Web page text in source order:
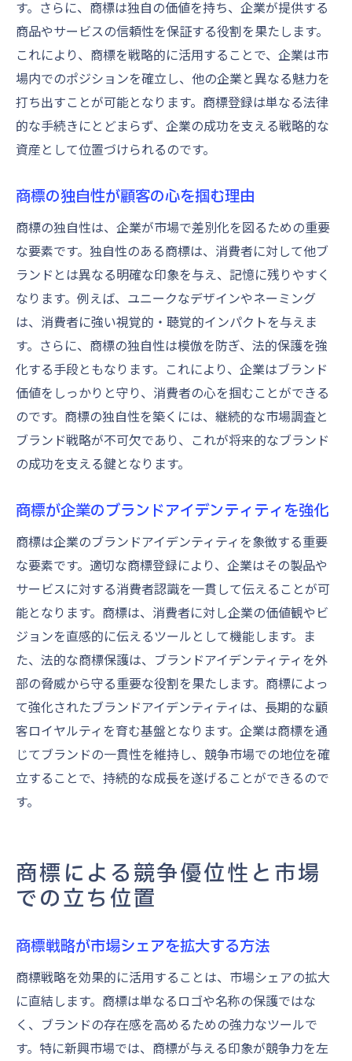
す。さらに、商標は独自の価値を持ち、企業が提供する
商品やサービスの信頼性を保証する役割を果たします。
これにより、商標を戦略的に活用することで、企業は市
場内でのポジションを確立し、他の企業と異なる魅力を
打ち出すことが可能となります。商標登録は単なる法律
的な手続きにとどまらず、企業の成功を支える戦略的な
資産として位置づけられるのです。
商標の独自性が顧客の心を掴む理由
商標の独自性は、企業が市場で差別化を図るための重要
な要素です。独自性のある商標は、消費者に対して他ブ
ランドとは異なる明確な印象を与え、記憶に残りやすく
なります。例えば、ユニークなデザインやネーミング
は、消費者に強い視覚的・聴覚的インパクトを与えま
す。さらに、商標の独自性は模倣を防ぎ、法的保護を強
化する手段ともなります。これにより、企業はブランド
価値をしっかりと守り、消費者の心を掴むことができる
のです。商標の独自性を築くには、継続的な市場調査と
ブランド戦略が不可欠であり、これが将来的なブランド
の成功を支える鍵となります。
商標が企業のブランドアイデンティティを強化
商標は企業のブランドアイデンティティを象徴する重要
な要素です。適切な商標登録により、企業はその製品や
サービスに対する消費者認識を一貫して伝えることが可
能となります。商標は、消費者に対し企業の価値観やビ
ジョンを直感的に伝えるツールとして機能します。ま
た、法的な商標保護は、ブランドアイデンティティを外
部の脅威から守る重要な役割を果たします。商標によっ
て強化されたブランドアイデンティティは、長期的な顧
客ロイヤルティを育む基盤となります。企業は商標を通
じてブランドの一貫性を維持し、競争市場での地位を確
立することで、持続的な成長を遂げることができるので
す。
商標による競争優位性と市場
での立ち位置
商標戦略が市場シェアを拡大する方法
商標戦略を効果的に活用することは、市場シェアの拡大
に直結します。商標は単なるロゴや名称の保護ではな
く、ブランドの存在感を高めるための強力なツールで
す。特に新興市場では、商標が与える印象が競争力を左